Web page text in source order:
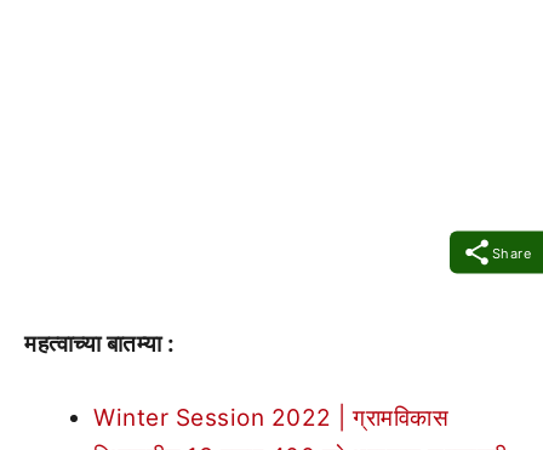
Share
महत्वाच्या बातम्या :
Winter Session 2022 | ग्रामविकास